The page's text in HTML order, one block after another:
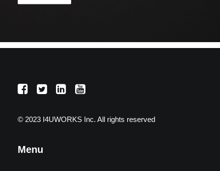
© 2023 I4UWORKS Inc. All rights reserved
Menu